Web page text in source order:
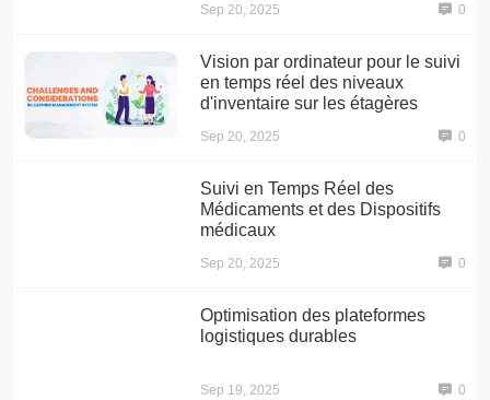
Sep 20, 2025 0
Vision par ordinateur pour le suivi
en temps réel des niveaux
d'inventaire sur les étagères
Sep 20, 2025 0
Suivi en Temps Réel des
Médicaments et des Dispositifs
médicaux
Sep 20, 2025 0
Optimisation des plateformes
logistiques durables
Sep 19, 2025 0